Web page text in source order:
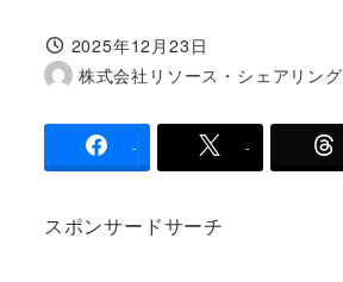
投稿日
2025年12月23日
著
株式会社リソース・シェアリング
- -
スポンサードサーチ